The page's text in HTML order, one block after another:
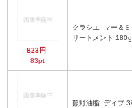
823円
83pt
クラシエ
リートメント 180g
熊野油脂